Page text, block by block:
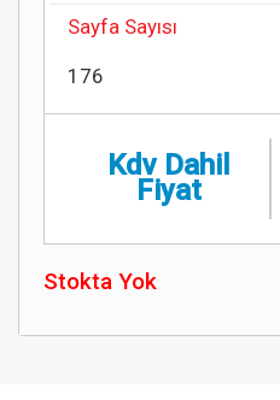
Sayfa Sayısı
176
Kdv Dahil
Fiyat
Stokta Yok